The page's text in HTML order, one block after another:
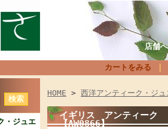
店舗
カートをみる
・ジュエ
HOME > 西洋アンティーク・ジュ
イギリス アンティーク
【AW0866】